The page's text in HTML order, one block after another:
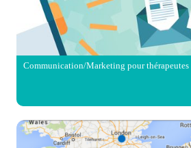
Communication/Marketing pour thérapeutes